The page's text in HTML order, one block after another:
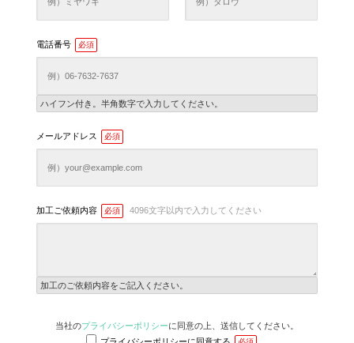
電話番号 必須
ハイフン付き。半角数字で入力してください。
メールアドレス 必須
加工ご依頼内容 必須 4096文字以内で入力してください
加工のご依頼内容をご記入ください。
当社のプライバシーポリシーに同意の上、送信してください。
プライバシーポリシーに同意する